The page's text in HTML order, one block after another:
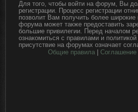
Для того, чтобы войти на форум, Вы
регистрации. Процесс регистрации
позволит Вам получить более
форума может также предоставить
большие привилегии. Перед началом
ознакомиться с правилами и
присутствие на форумах означает
Общие правила
Соглашение